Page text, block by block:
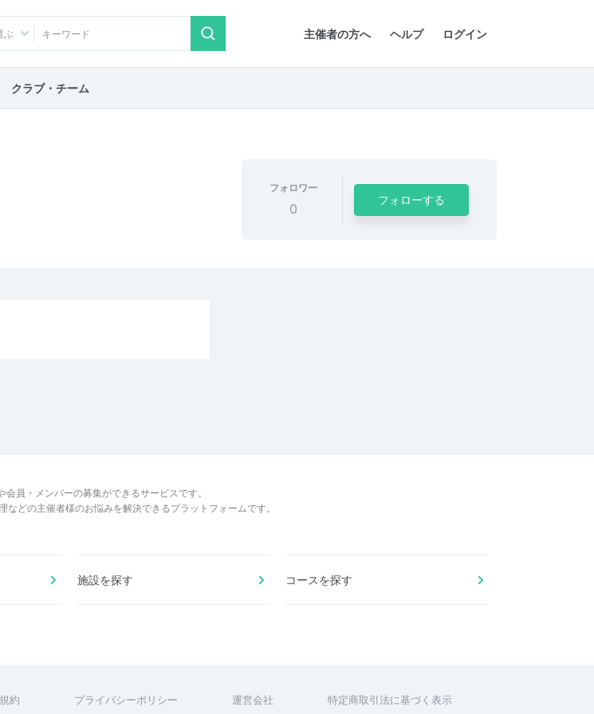
主催者の方へ ヘルプ ログイン
ぶ
クラブ・チーム
フォロワー
0
フォローする
員・メンバーの募集ができるサービスです。
どの主催者様のお悩みを解決できるプラットフォームです。
施設を探す コースを探す
約 プライバシーポリシー 運営会社 特定商取引法に基づく表示